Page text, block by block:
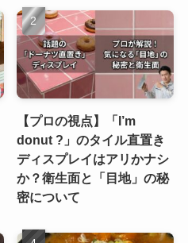
【プロの視点】「I’m
donut ?」のタイル直置き
ディスプレイはアリかナシ
か？衛生面と「目地」の秘
密について